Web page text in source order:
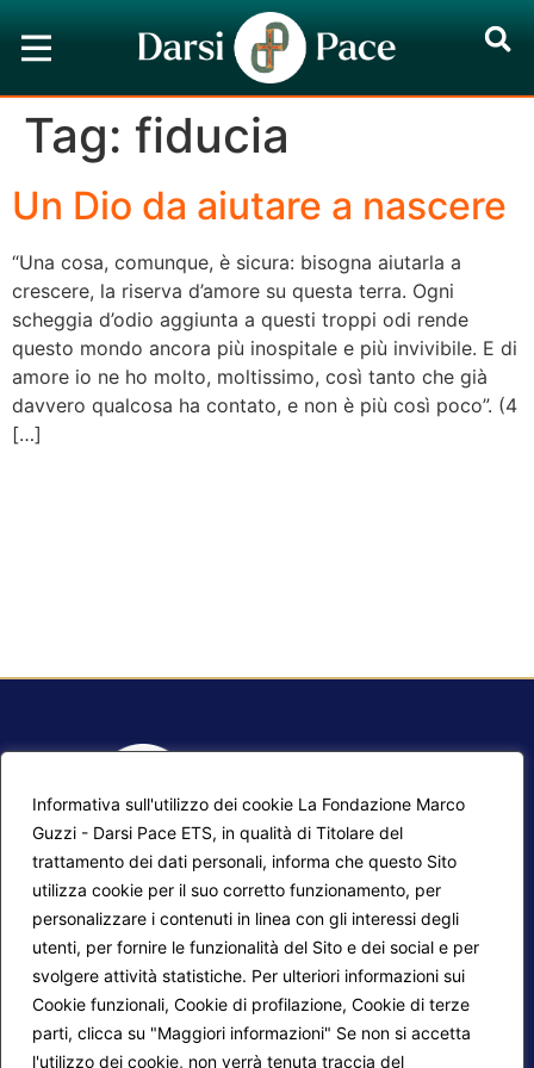
Informativa sull'utilizzo dei cookie La Fondazione Marco
Guzzi - Darsi Pace ETS, in qualità di Titolare del
trattamento dei dati personali, informa che questo Sito
utilizza cookie per il suo corretto funzionamento, per
personalizzare i contenuti in linea con gli interessi degli
utenti, per fornire le funzionalità del Sito e dei social e per
svolgere attività statistiche. Per ulteriori informazioni sui
Cookie funzionali, Cookie di profilazione, Cookie di terze
parti, clicca su "Maggiori informazioni" Se non si accetta
l'utilizzo dei cookie, non verrà tenuta traccia del
Tag: fiducia
Un Dio da aiutare a nascere
“Una cosa, comunque, è sicura: bisogna aiutarla a
crescere, la riserva d’amore su questa terra. Ogni
scheggia d’odio aggiunta a questi troppi odi rende
questo mondo ancora più inospitale e più invivibile. E di
amore io ne ho molto, moltissimo, così tanto che già
davvero qualcosa ha contato, e non è più così poco”. (4
[…]
Mappa del sito
Progetti Darsi Pace
Login redattori
Calendario corsi
Privacy Policy
Cookie Policy